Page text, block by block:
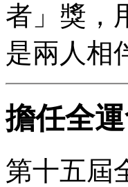
者」獎，
是兩人相
擔任全
第十五屆